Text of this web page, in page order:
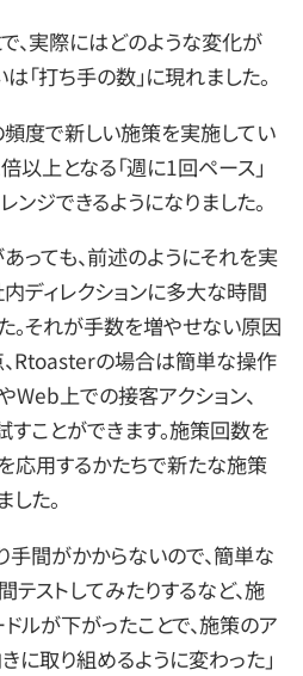
、実際にはどのような変化が
「打ち手の数」に現れました。
度で新しい施策を実施してい
以上となる「週に1回ペース」
ジできるようになりました。
っても、前述のようにそれを実
ディレクションに多大な時間
。それが手数を増やせない原因
、Rtoasterの場合は簡単な操作
Web上での接客アクション、
ことができます。施策回数を
応用するかたちで新たな施策
た。
手間がかからないので、簡単な
ストしてみたりするなど、施
ルが下がったことで、施策のア
に取り組めるように変わった」